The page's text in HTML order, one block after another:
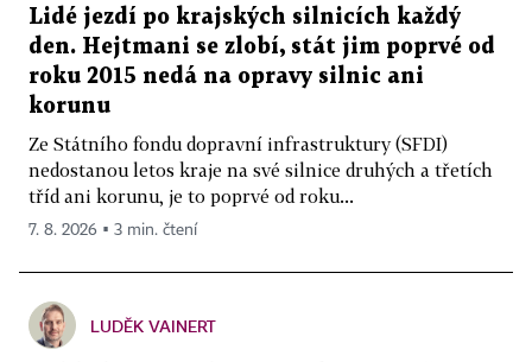
Lidé jezdí po krajských silnicích každý
den. Hejtmani se zlobí, stát jim poprvé od
roku 2015 nedá na opravy silnic ani
korunu
Ze Státního fondu dopravní infrastruktury (SFDI)
nedostanou letos kraje na své silnice druhých a třetích
tříd ani korunu, je to poprvé od roku...
7. 8. 2026 ▪ 3 min. čtení
LUDĚK VAINERT